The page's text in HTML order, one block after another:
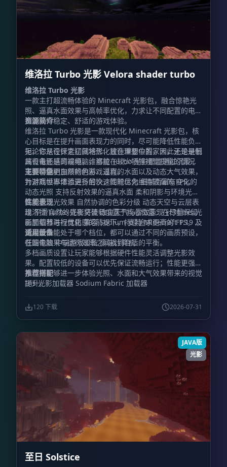
维洛拉 Turbo 光影 Velora shader turbo
维洛拉 Turbo 光影
一款主打超流畅体验的 Minecraft 光影包，融合惊艳光
照、逼真水面效果与高帧率优化，力求让不同配置的电脑
都能获得稳定、舒适的游戏体验。
资源简介
维洛拉 Turbo 光影是一款现代化 Minecraft 光影包，核
心目标是在提升画面表现力的同时，尽可能降低性能负
担。它从设计之初就将优化放在重要位置，因此无论是低
端设备还是高端电脑，都能在较少牺牲视觉质量的情况
下，享受更加顺畅的游戏过程。
无论你是在探索辽阔地形、建造理想中的家园，还是录制
具有电影感的视频，维洛拉 Turbo 光影都能通过沉浸式
光照、鲜明自然的色彩、逼真的水面以及动态大气效果，
为游戏世界增添更多层次，同时尽力维持较高的 FPS。
主要特色
针对高帧率体验进行的快速性能优化 细腻而富有变化的
动态光照 支持反射效果的逼真水面 柔和阴影与环境光照
高质量泛光效果 自然协调的色彩分级 动态天空与云层表
现 平滑自然的昼夜交替 改良天气与雾效表现 针对 Iris 光
影加载器进行优化 兼容 Sodium 支持 Minecraft 1.19 及
更高版本
性能表现
维洛拉 Turbo 光影将流畅度置于核心位置：在尽量保留
画面细节与视觉质感的前提下，持续追求更高的 FPS。无
论设备性能处于哪个档位，都可以通过不同的画质预设，
在图像效果与运行效率之间找到合适的平衡。
适用设备
低端电脑 中端游戏设备 高端计算机
多档画质设置让玩家能够根据硬件性能灵活调整光影效
果。配置较低的设备可以优先保证流畅运行；性能更强的
系统则能够进一步体验光照、水面和大气效果带来的视觉
提升。
推荐搭配
Iris 光影加载器 Sodium Fabric 加载器
120 下载 2026-07-31
JAVA版
光影
至日 Solstice